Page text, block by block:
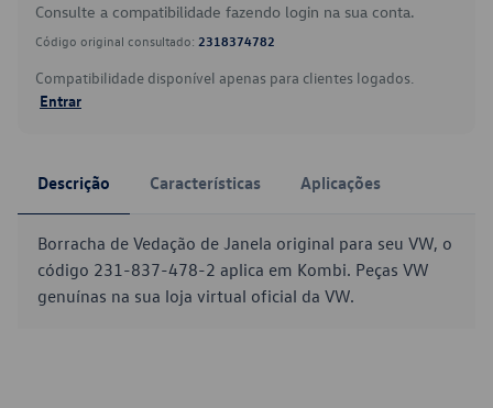
Consulte a compatibilidade fazendo login na sua conta.
Código original consultado: 2318374782
Compatibilidade disponível apenas para clientes logados.
Entrar
Descrição Características Aplicações
Borracha de Vedação de Janela original para seu VW, o
código 231-837-478-2 aplica em Kombi. Peças VW
genuínas na sua loja virtual oficial da VW.